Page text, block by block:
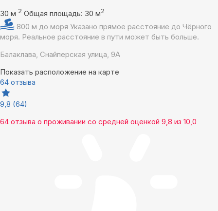
30 м 2 Общая площадь: 30 м2
800 м до моря Указано прямое расстояние до Чёрного
моря. Реальное расстояние в пути может быть больше.
Балаклава, Снайперская улица, 9А
Показать расположение на карте
64 отзыва
9,8 (64)
64 отзыва о проживании со средней оценкой 9,8 из 10,0